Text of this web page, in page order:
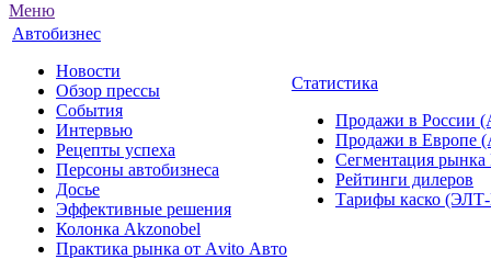
Меню
Автобизнес
Новости
Обзор прессы
События
Интервью
Рецепты успеха
Персоны автобизнеса
Досье
Эффективные решения
Колонка Akzonobel
Практика рынка от Аvito Авто
Статистика
Продажи в России
Продажи в Европе
Сегментация
Рейтинги дилеров
Тарифы каско